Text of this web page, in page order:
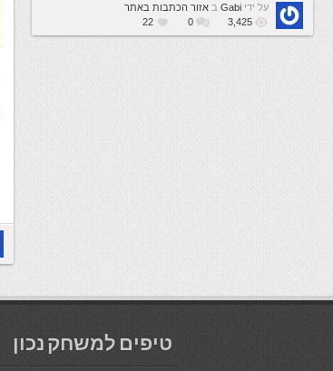
על ידי Gabi ב אזור הכתבות באתר
3,425
0
22
טיפים למשחק נכון